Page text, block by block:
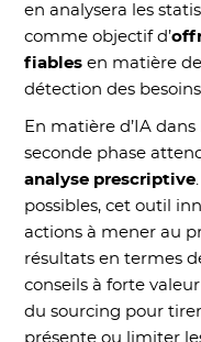
en analysera les
comme objectif d’
fiables en matière
détection des
En matière d’IA
seconde phase
analyse prescriptive
possibles, cet outil
actions à mener au
résultats en termes
conseils à forte
du sourcing pour
présente ou limiter